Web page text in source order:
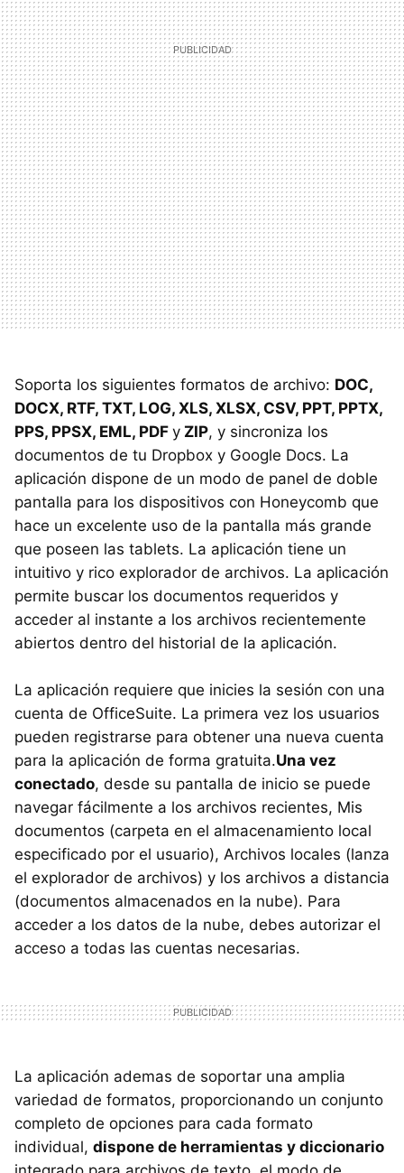
Soporta los siguientes formatos de archivo: DOC,
DOCX, RTF, TXT, LOG, XLS, XLSX, CSV, PPT, PPTX,
PPS, PPSX, EML, PDF y ZIP, y sincroniza los
documentos de tu Dropbox y Google Docs. La
aplicación dispone de un modo de panel de doble
pantalla para los dispositivos con Honeycomb que
hace un excelente uso de la pantalla más grande
que poseen las tablets. La aplicación tiene un
intuitivo y rico explorador de archivos. La aplicación
permite buscar los documentos requeridos y
acceder al instante a los archivos recientemente
abiertos dentro del historial de la aplicación.
La aplicación requiere que inicies la sesión con una
cuenta de OfficeSuite. La primera vez los usuarios
pueden registrarse para obtener una nueva cuenta
para la aplicación de forma gratuita.Una vez
conectado, desde su pantalla de inicio se puede
navegar fácilmente a los archivos recientes, Mis
documentos (carpeta en el almacenamiento local
especificado por el usuario), Archivos locales (lanza
el explorador de archivos) y los archivos a distancia
(documentos almacenados en la nube). Para
acceder a los datos de la nube, debes autorizar el
acceso a todas las cuentas necesarias.
La aplicación ademas de soportar una amplia
variedad de formatos, proporcionando un conjunto
completo de opciones para cada formato
individual, dispone de herramientas y diccionario